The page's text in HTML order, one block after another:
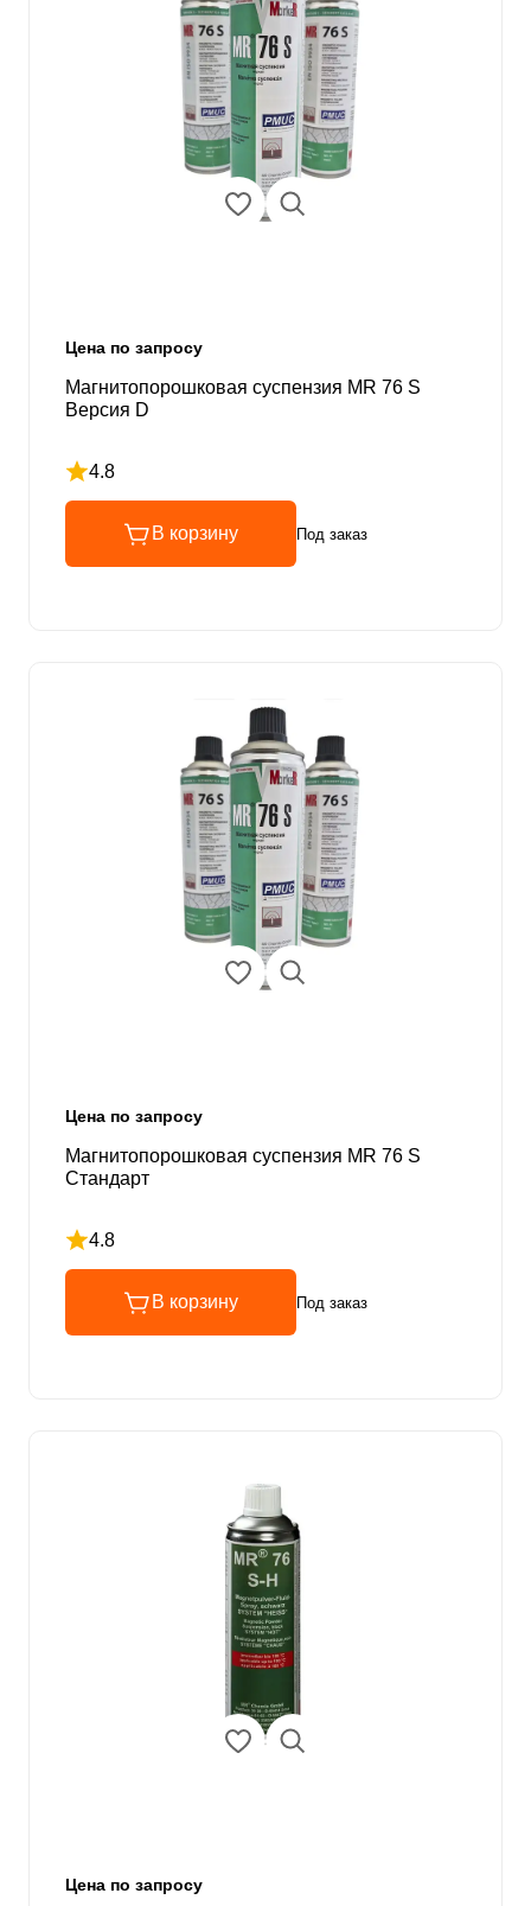
Цена по запросу
Магнитопорошковая суспензия MR 76 S
Версия D
4.8
Рейтинг 4.8 из 5
В корзину Под заказ
Цена по запросу
Магнитопорошковая суспензия MR 76 S
Стандарт
4.8
Рейтинг 4.8 из 5
В корзину Под заказ
Цена по запросу